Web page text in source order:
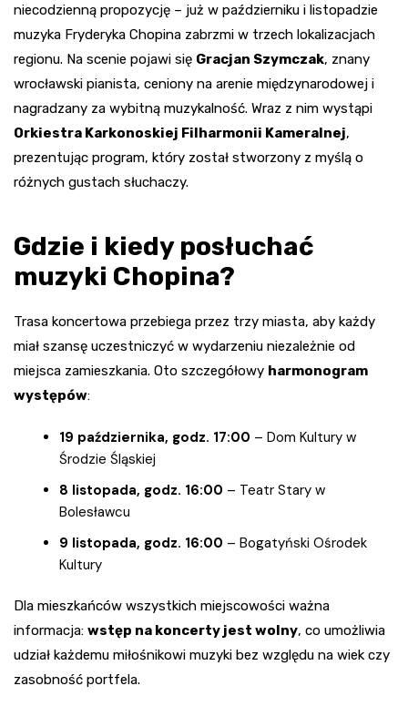
niecodzienną propozycję – już w październiku i listopadzie
muzyka Fryderyka Chopina zabrzmi w trzech lokalizacjach
regionu. Na scenie pojawi się Gracjan Szymczak, znany
wrocławski pianista, ceniony na arenie międzynarodowej i
nagradzany za wybitną muzykalność. Wraz z nim wystąpi
Orkiestra Karkonoskiej Filharmonii Kameralnej,
prezentując program, który został stworzony z myślą o
różnych gustach słuchaczy.
Gdzie i kiedy posłuchać
muzyki Chopina?
Trasa koncertowa przebiega przez trzy miasta, aby każdy
miał szansę uczestniczyć w wydarzeniu niezależnie od
miejsca zamieszkania. Oto szczegółowy harmonogram
występów:
19 października, godz. 17:00 – Dom Kultury w
Środzie Śląskiej
8 listopada, godz. 16:00 – Teatr Stary w
Bolesławcu
9 listopada, godz. 16:00 – Bogatyński Ośrodek
Kultury
Dla mieszkańców wszystkich miejscowości ważna
informacja: wstęp na koncerty jest wolny, co umożliwia
udział każdemu miłośnikowi muzyki bez względu na wiek czy
zasobność portfela.